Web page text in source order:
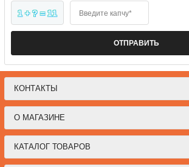
1 + ? = 11 Введите капчу*
ОТПРАВИТЬ
КОНТАКТЫ
О МАГАЗИНЕ
КАТАЛОГ ТОВАРОВ